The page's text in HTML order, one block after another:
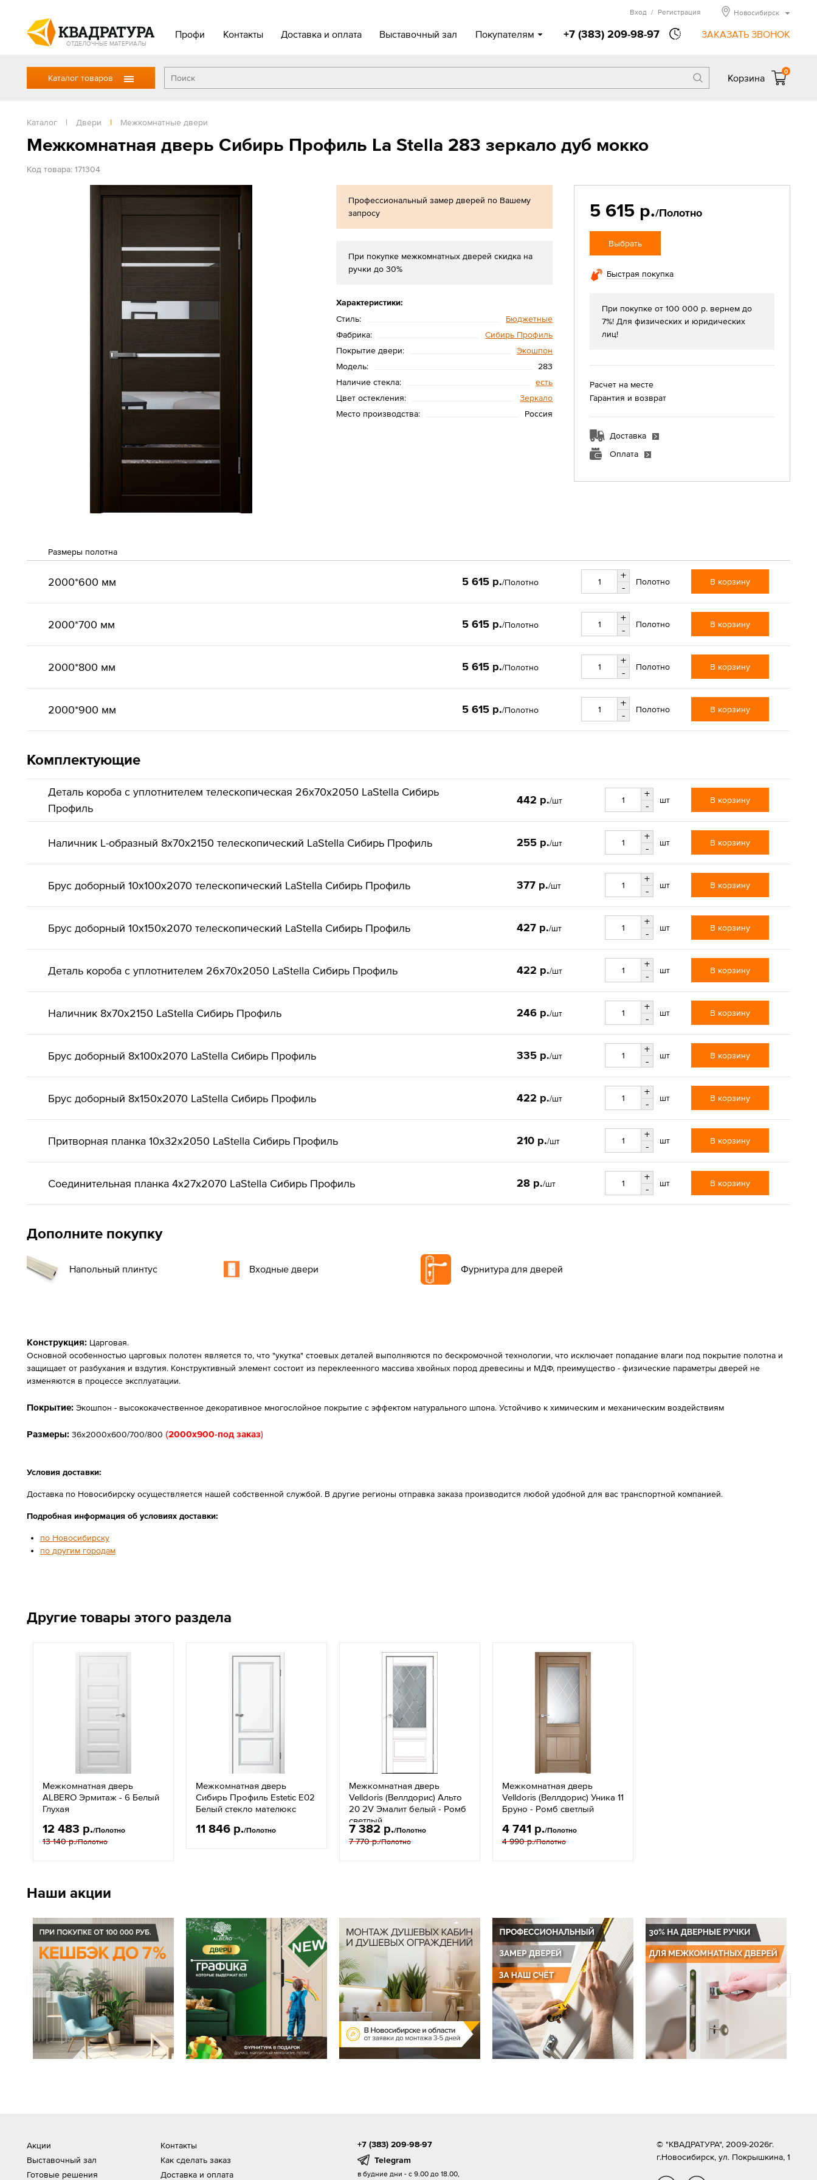
ОТДЕЛОЧНЫЕ МАТЕРИАЛЫ
Профи Контакты Доставка и оплата Выставочный зал Покупателям +7 (383) 209-98-97 ЗАКАЗАТЬ ЗВОНОК
Вход / Регистрация Новосибирск
Каталог товаров Корзина
0
Каталог | Двери | Межкомнатные двери
Межкомнатная дверь Сибирь Профиль La Stella 283 зеркало дуб мокко
Код товара: 171304
Профессиональный замер дверей по Вашему
запросу
При покупке межкомнатных дверей скидка на
ручки до 30%
Характеристики:
Стиль:
Бюджетные
Фабрика:
Сибирь Профиль
Покрытие двери:
Экошпон
Модель:
283
Наличие стекла:
есть
Цвет остекления:
Зеркало
Место производства:
Россия
5 615 р./Полотно
Выбрать
Быстрая покупка
При покупке от 100 000 р. вернем до
7%! Для физических и юридических
лиц!
Расчет на месте
Гарантия и возврат
Доставка
Оплата
Размеры полотна
2000*600 мм 5 615 р./Полотно
+
-
Полотно В корзину
2000*700 мм 5 615 р./Полотно
+
-
Полотно В корзину
2000*800 мм 5 615 р./Полотно
+
-
Полотно В корзину
2000*900 мм 5 615 р./Полотно
+
-
Полотно В корзину
Комплектующие
Деталь короба с уплотнителем телескопическая 26х70х2050 LaStella Сибирь
Профиль
442 р./шт
+
-
шт В корзину
Наличник L-образный 8х70х2150 телескопический LaStella Сибирь Профиль 255 р./шт
+
-
шт В корзину
Брус доборный 10х100х2070 телескопический LaStella Сибирь Профиль 377 р./шт
+
-
шт В корзину
Брус доборный 10х150х2070 телескопический LaStella Сибирь Профиль 427 р./шт
+
-
шт В корзину
Деталь короба с уплотнителем 26х70х2050 LaStella Сибирь Профиль 422 р./шт
+
-
шт В корзину
Наличник 8х70х2150 LaStella Сибирь Профиль 246 р./шт
+
-
шт В корзину
Брус доборный 8х100х2070 LaStella Сибирь Профиль 335 р./шт
+
-
шт В корзину
Брус доборный 8х150х2070 LaStella Сибирь Профиль 422 р./шт
+
-
шт В корзину
Притворная планка 10х32х2050 LaStella Сибирь Профиль 210 р./шт
+
-
шт В корзину
Соединительная планка 4х27х2070 LaStella Сибирь Профиль 28 р./шт
+
-
шт В корзину
Дополните покупку
Напольный плинтус Входные двери Фурнитура для дверей
Конструкция: Царговая.
Основной особенностью царговых полотен является то, что "укутка" стоевых деталей выполняются по бескромочной технологии, что исключает попадание влаги под покрытие полотна и
защищает от разбухания и вздутия. Конструктивный элемент состоит из переклеенного массива хвойных пород древесины и МДФ, преимущество - физические параметры дверей не
изменяются в процессе эксплуатации.
Покрытие: Экошпон - высококачественное декоративное многослойное покрытие с эффектом натурального шпона. Устойчиво к химическим и механическим воздействиям
Размеры: 36х2000х600/700/800 (2000х900-под заказ)
Условия доставки:
Доставка по Новосибирску осуществляется нашей собственной службой. В другие регионы отправка заказа производится любой удобной для вас транспортной компанией.
Подробная информация об условиях доставки:
по Новосибирску
по другим городам
Другие товары этого раздела
Межкомнатная дверь
ALBERO Эрмитаж - 6 Белый
Глухая
12 483 р./Полотно
13 140 р./Полотно
Межкомнатная дверь
Сибирь Профиль Estetic E02
Белый стекло мателюкс
11 846 р./Полотно
Межкомнатная дверь
Velldoris (Веллдорис) Альто
20 2V Эмалит белый - Ромб
светлый
7 382 р./Полотно
7 770 р./Полотно
Межкомнатная дверь
Velldoris (Веллдорис) Уника 11
Бруно - Ромб светлый
4 741 р./Полотно
4 990 р./Полотно
Наши акции
Акции
Выставочный зал
Готовые решения
Контакты
Как сделать заказ
Доставка и оплата
+7 (383) 209-98-97
Telegram
в будние дни - с 9.00 до 18.00,
© "КВАДРАТУРА", 2009-2026г.
г.Новосибирск, ул. Покрышкина, 1